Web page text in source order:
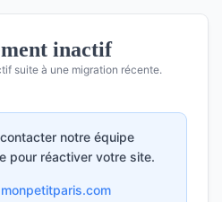
inactif
suite à une migration récente.
notre équipe
pour réactiver votre site.